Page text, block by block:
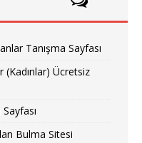
Tanışma Sayfası
Ücretsiz
Bulma Sitesi